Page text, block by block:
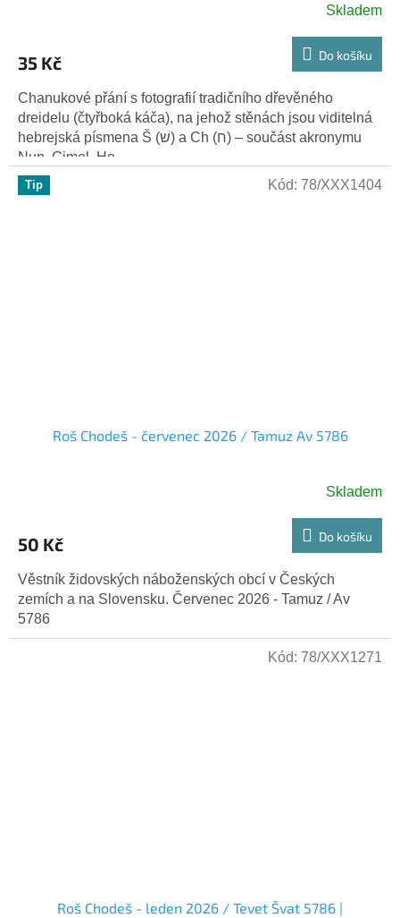
Skladem
35 Kč Do košíku
Chanukové přání s fotografií tradičního dřevěného
dreidelu (čtyřboká káča), na jehož stěnách jsou viditelná
hebrejská písmena Š (שׁ) a Ch (ח) – součást akronymu
Nun, Gimel, He,...
Tip
Roš Chodeš - červenec 2026 / Tamuz Av 5786
Skladem
50 Kč Do košíku
Věstník židovských náboženských obcí v Českých
zemích a na Slovensku. Červenec 2026 - Tamuz / Av
5786
Kód: 78/XXX1404
Roš Chodeš - leden 2026 / Tevet Švat 5786 |
Kód: 78/XXX1271